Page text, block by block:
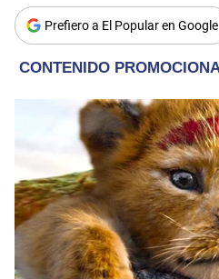
Prefiero a El Popular en Google